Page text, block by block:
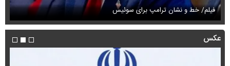
فیلم/ خط و نشان ترامپ برای سوئیس
عکس